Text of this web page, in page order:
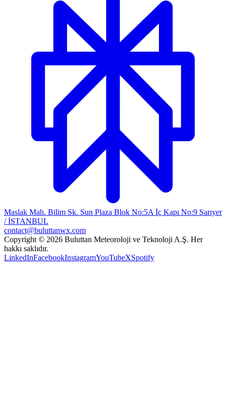
Maslak Mah. Bilim Sk. Sun Plaza Blok No:5A İç Kapı No:9 Sarıyer
/ İSTANBUL
contact@buluttanwx.com
Copyright © 2026 Buluttan Meteoroloji ve Teknoloji A.Ş. Her
hakkı saklıdır.
LinkedInFacebookInstagramYouTubeXSpotify